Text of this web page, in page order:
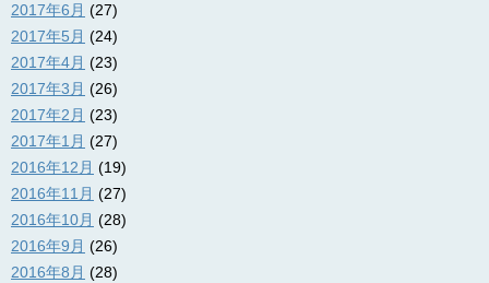
2017年6月 (27)
2017年5月 (24)
2017年4月 (23)
2017年3月 (26)
2017年2月 (23)
2017年1月 (27)
2016年12月 (19)
2016年11月 (27)
2016年10月 (28)
2016年9月 (26)
2016年8月 (28)